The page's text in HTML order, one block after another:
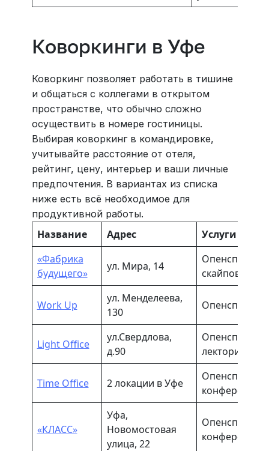
Коворкинги в Уфе
Коворкинг позволяет работать в тишине
и общаться с коллегами в открытом
пространстве, что обычно сложно
осуществить в номере гостиницы.
Выбирая коворкинг в командировке,
учитывайте расстояние от отеля,
рейтинг, цену, интерьер и ваши личные
предпочтения. В вариантах из списка
ниже есть всё необходимое для
продуктивной работы.
Название Адрес
Услуги
«Фабрика
будущего»
ул. Мира, 14
Опенспейс,
скайповые,
Work Up
ул. Менделеева,
130
Опенспейс,
Light Office
ул.Свердлова,
д.90
Опенспейс,
лекторий
Time Office 2 локации в Уфе
Опенспейс,
конференц-
«КЛАСС»
Уфа,
Новомостовая
улица, 22
Опенспейс,
конференц-